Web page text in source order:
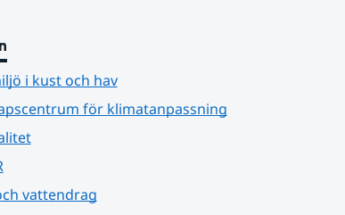
i kust och hav
för klimatanpassning
vattendrag